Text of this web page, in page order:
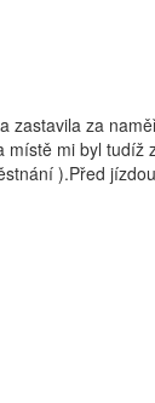
za
mi byl tudíž
).Před